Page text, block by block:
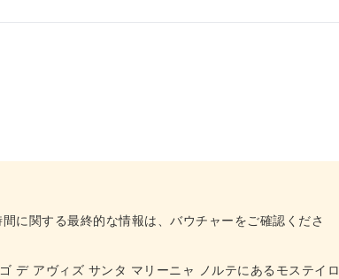
に関する最終的な情報は、バウチャーをご確認くださ
デ アヴィズ サンタ マリーニャ ノルテにあるモステイロ